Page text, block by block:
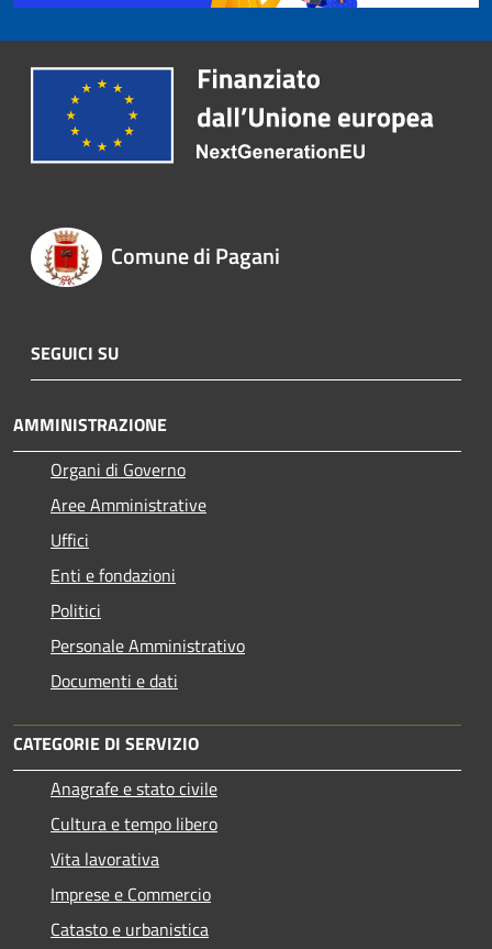
Comune di Pagani
SEGUICI SU
AMMINISTRAZIONE
Organi di Governo
Aree Amministrative
Uffici
Enti e fondazioni
Politici
Personale Amministrativo
Documenti e dati
CATEGORIE DI SERVIZIO
Anagrafe e stato civile
Cultura e tempo libero
Vita lavorativa
Imprese e Commercio
Catasto e urbanistica